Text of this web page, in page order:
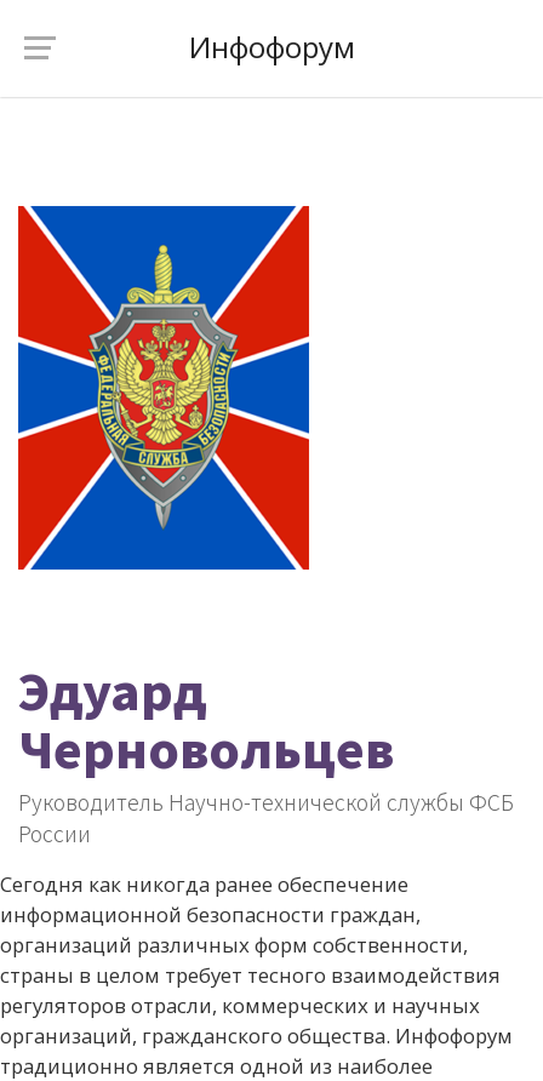
Инфофорум
Эдуард
Черновольцев
Руководитель Научно-технической службы ФСБ
России
Сегодня как никогда ранее обеспечение
информационной безопасности граждан,
организаций различных форм собственности,
страны в целом требует тесного взаимодействия
регуляторов отрасли, коммерческих и научных
организаций, гражданского общества. Инфофорум
традиционно является одной из наиболее